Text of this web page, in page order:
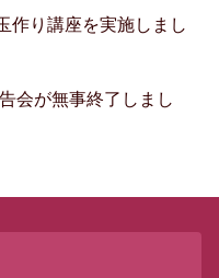
作り講座を実施しまし
会が無事終了しまし